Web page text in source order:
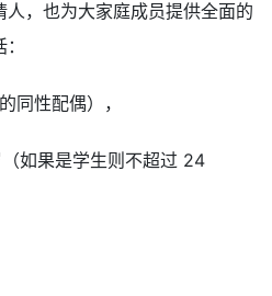
，也为大家庭成员提供全面的
同性配偶），
如果是学生则不超过 24